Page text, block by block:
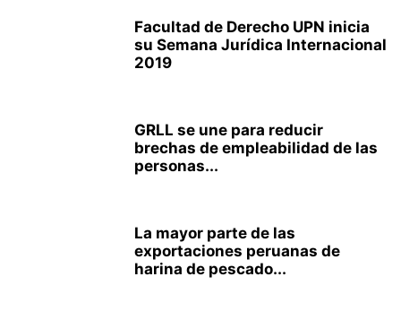
Facultad de Derecho UPN inicia
su Semana Jurídica Internacional
2019
GRLL se une para reducir
brechas de empleabilidad de las
personas...
La mayor parte de las
exportaciones peruanas de
harina de pescado...